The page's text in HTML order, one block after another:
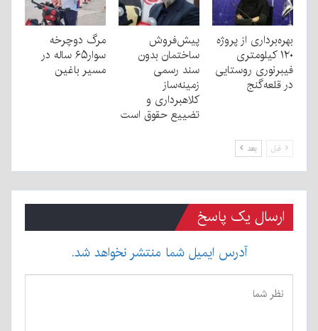
بهره‌برداری از پروژه
۱۲۰ کیلومتری
فیبرنوری روستایی
در قلعه‌گنج
پیش‌فروش
ساختمان بدون
سند رسمی
زمینه‌ساز
کلاهبرداری و
تضییع حقوق است
مرگ دوچرخه
سوار۶۵ ساله در
مسیر باغین
قبل بعد
ارسال یک پاسخ
آدرس ایمیل شما منتشر نخواهد شد.